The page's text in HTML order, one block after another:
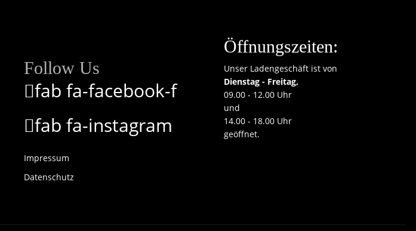
Follow Us
fab fa-facebook-f
fab fa-instagram
Impressum
Datenschutz
Öffnungszeiten:
Unser Ladengeschäft ist von
Dienstag - Freitag,
09.00 - 12.00 Uhr
und
14.00 - 18.00 Uhr
geöffnet.